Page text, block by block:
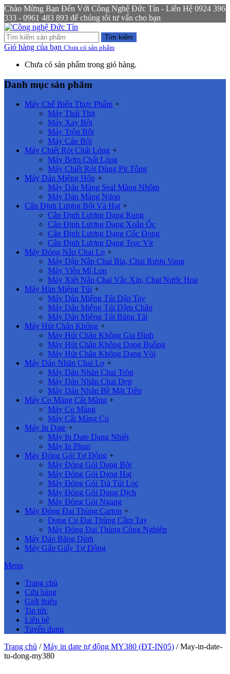
Chào Mừng Bạn Đến Với Công Nghệ Đức Tín - Liên Hệ 0924 396
333 - 0961 483 893 để chúng tôi tư vấn cho bạn
Tìm kiếm
Giỏ hàng của bạn Chưa có sản phẩm
Chưa có sản phẩm trong giỏ hàng.
Danh mục sản phẩm
Máy Chế Biến Thực Phẩm +
Máy Thái Thịt
Máy Xay Bột
Máy Trộn Bột
Máy Cán Bột
Máy Chiết Rót Chất Lỏng +
Máy Bơm Chất Lỏng
Máy Chiết Rót Dùng Pít Tông
Máy Dán Miệng Hộp +
Máy Dán Màng Seal Màng Nhôm
Máy Dán Màng Nilon
Cân Định Lượng Bột Và Hạt +
Cân Định Lượng Dạng Rung
Cân Định Lượng Dạng Xoắn Ốc
Cân Định Lượng Dạng Cốc Đong
Cân Định Lượng Dạng Trục Vít
Máy Đóng Nắp Chai Lọ +
Máy Dập Nắp Chai Bia, Chai Rượu Vang
Máy Viền Mí Lon
Máy Xiết Nắp Chai Vắc Xin, Chai Nước Hoa
Máy Hàn Miệng Túi +
Máy Dán Miệng Túi Dập Tay
Máy Dán Miệng Túi Dậm Chân
Máy Dán Miệng Túi Băng Tải
Máy Hút Chân Không +
Máy Hút Chân Không Gia Đình
Máy Hút Chân Không Dạng Buồng
Máy Hút Chân Không Dạng Vòi
Máy Dán Nhãn Chai Lọ +
Máy Dán Nhãn Chai Tròn
Máy Dán Nhãn Chai Dẹp
Máy Dán Nhãn Bề Mặt Trên
Máy Co Màng Cắt Màng +
Máy Co Màng
Máy Cắt Màng Co
Máy In Date +
Máy In Date Dạng Nhiệt
Máy In Phun
Máy Đóng Gói Tự Động +
Máy Đóng Gói Dạng Bột
Máy Đóng Gói Dạng Hạt
Máy Đóng Gói Trà Túi Lọc
Máy Đóng Gói Dung Dịch
Máy Đóng Gói Ngang
Máy Đóng Đai Thùng Carton +
Dụng Cụ Đai Thùng Cầm Tay
Máy Đóng Đai Thùng Công Nghiệp
Máy Dán Băng Dính
Máy Gấp Giấy Tự Động
Menu
Trang chủ
Cửa hàng
Giới thiệu
Tin tức
Liên hệ
Tuyển dụng
Trang chủ /Máy in date tự động MY380 (ĐT-IN05) /May-in-date-
tu-dong-my380